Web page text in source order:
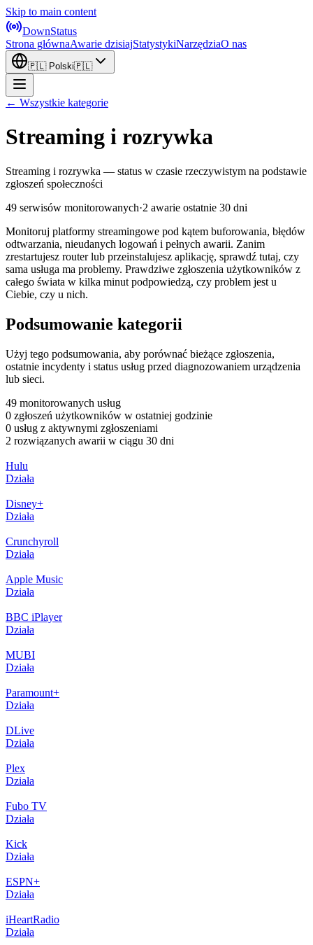
Skip to main content
DownStatus
Strona głównaAwarie dzisiajStatystykiNarzędziaO nas
🇵🇱 Polski🇵🇱
← Wszystkie kategorie
Streaming i rozrywka
Streaming i rozrywka — status w czasie rzeczywistym na podstawie
zgłoszeń społeczności
49 serwisów monitorowanych·2 awarie ostatnie 30 dni
Monitoruj platformy streamingowe pod kątem buforowania, błędów
odtwarzania, nieudanych logowań i pełnych awarii. Zanim
zrestartujesz router lub przeinstalujesz aplikację, sprawdź tutaj, czy
sama usługa ma problemy. Prawdziwe zgłoszenia użytkowników z
całego świata w kilka minut podpowiedzą, czy problem jest u
Ciebie, czy u nich.
Podsumowanie kategorii
Użyj tego podsumowania, aby porównać bieżące zgłoszenia,
ostatnie incydenty i status usług przed diagnozowaniem urządzenia
lub sieci.
49 monitorowanych usług
0 zgłoszeń użytkowników w ostatniej godzinie
0 usług z aktywnymi zgłoszeniami
2 rozwiązanych awarii w ciągu 30 dni
Hulu
Działa
Disney+
Działa
Crunchyroll
Działa
Apple Music
Działa
BBC iPlayer
Działa
MUBI
Działa
Paramount+
Działa
DLive
Działa
Plex
Działa
Fubo TV
Działa
Kick
Działa
ESPN+
Działa
iHeartRadio
Działa